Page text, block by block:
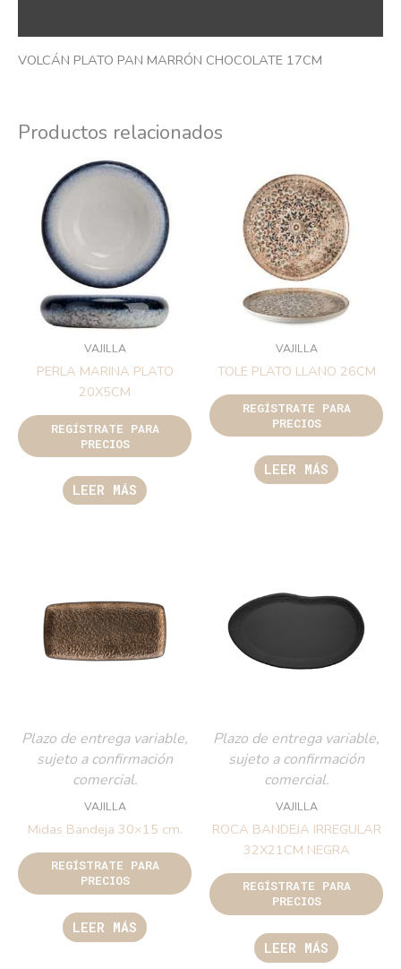
VOLCÁN PLATO PAN MARRÓN CHOCOLATE 17CM
Productos relacionados
VAJILLA
PERLA MARINA PLATO
20X5CM
REGÍSTRATE PARA
PRECIOS
LEER MÁS
VAJILLA
TOLE PLATO LLANO 26CM
REGÍSTRATE PARA
PRECIOS
LEER MÁS
Plazo de entrega variable,
sujeto a confirmación
comercial.
VAJILLA
Midas Bandeja 30×15 cm.
REGÍSTRATE PARA
PRECIOS
LEER MÁS
Plazo de entrega variable,
sujeto a confirmación
comercial.
VAJILLA
ROCA BANDEJA IRREGULAR
32X21CM NEGRA
REGÍSTRATE PARA
PRECIOS
LEER MÁS